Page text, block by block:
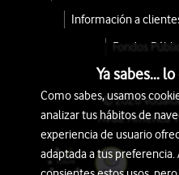
Información a
Fondos
© 2026
Avda. América
Ya sabes...
Como sabes, usamos
analizar tus hábitos de
experiencia de usuario
adaptada a tus